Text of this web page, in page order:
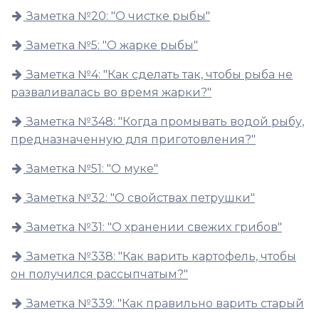
Заметка №20: "О чистке рыбы"
Заметка №5: "О жарке рыбы"
Заметка №4: "Как сделать так, чтобы рыба не
разваливалась во время жарки?"
Заметка №348: "Когда промывать водой рыбу,
предназначенную для приготовления?"
Заметка №51: "О муке"
Заметка №32: "О свойствах петрушки"
Заметка №31: "О хранении свежих грибов"
Заметка №338: "Как варить картофель, чтобы
он получился рассыпчатым?"
Заметка №339: "Как правильно варить старый